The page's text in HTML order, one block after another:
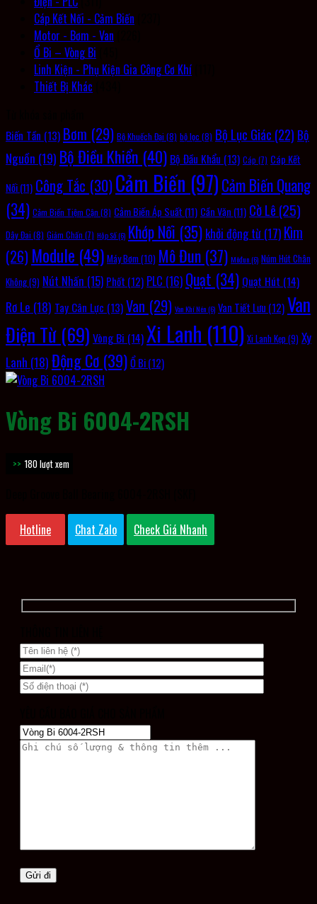
Cáp Kết Nối - Cảm Biến
Motor - Bơm - Van
Ổ Bi – Vòng Bi
Linh Kiện - Phụ Kiện Gia Công Cơ Khí
Thiết Bị Khác
Biến Tần (13) Bơm (29) Bộ Khuếch Đại (8) bộ lọc (8) Bộ Lục Giác (22) Bộ
Nguồn (19) Bộ Điều Khiển (40) Bộ Đầu Khẩu (13) Cáp (7) Cáp Kết
Nối(11) Công Tắc (30)Cảm Biến (97)Cảm Biến Quang
(34) Cảm Biến Tiệm Cận (8) Cảm Biến Áp Suất (11) Cần Vặn (11) Cờ Lê (25)
Dây Đai (8) Giảm Chấn (7) Hộp Số(6) Khớp Nối (35) khởi động từ (17) Kìm
(26) Module (49) Máy Bơm(10) Mô Đun (37) Môđun(6) Núm Hút Chân
Không(9) Nút Nhấn (15) Phốt (12) PLC (16) Quạt (34) Quạt Hút (14)
Rơ Le (18) Tay Cân Lực (13)Van (29) Van Khí Nén(6) Van Tiết Lưu (12)Van
Điện Từ (69) Vòng Bi (14)Xi Lanh (110) Xi Lanh Kẹp (9) Xy
Lanh (18)Động Cơ (39)Ổ Bi(12)
Vòng Bi 6004-2RSH
180 lượt xem
Hotline Chat Zalo Check Giá Nhanh